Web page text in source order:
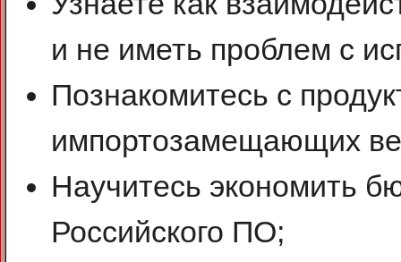
и не иметь проблем с
Познакомитесь с
импортозамещающих
Научитесь экономить
Российского ПО;